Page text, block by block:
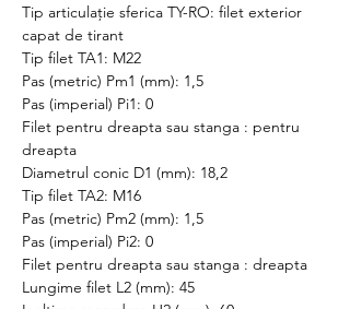
Tip articulație sferica TY-RO: filet exterior
capat de tirant
Tip filet TA1: M22
Pas (metric) Pm1 (mm): 1,5
Pas (imperial) Pi1: 0
Filet pentru dreapta sau stanga : pentru
dreapta
Diametrul conic D1 (mm): 18,2
Tip filet TA2: M16
Pas (metric) Pm2 (mm): 1,5
Pas (imperial) Pi2: 0
Filet pentru dreapta sau stanga : dreapta
Lungime filet L2 (mm): 45